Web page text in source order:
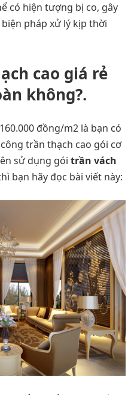
có hiện tượng bị co, gây
pháp xử lý kịp thời
cao giá rẻ
không?.
đồng/m2 là bạn có
trần thạch cao gói cơ
sử dụng gói trần vách
bạn hãy đọc bài viết này: